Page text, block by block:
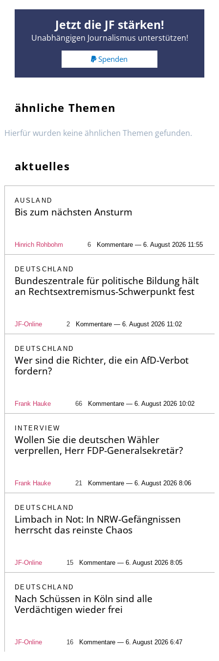
Jetzt die JF stärken!
Unabhängigen Journalismus unterstützen!
Spenden
ähnliche Themen
Hierfür wurden keine ähnlichen Themen gefunden.
aktuelles
AUSLAND
Bis zum nächsten Ansturm
Hinrich Rohbohm 6 Kommentare — 6. August 2026 11:55
DEUTSCHLAND
Bundeszentrale für politische Bildung hält
an Rechtsextremismus-Schwerpunkt fest
JF-Online 2 Kommentare — 6. August 2026 11:02
DEUTSCHLAND
Wer sind die Richter, die ein AfD-Verbot
fordern?
Frank Hauke 66 Kommentare — 6. August 2026 10:02
INTERVIEW
Wollen Sie die deutschen Wähler
verprellen, Herr FDP-Generalsekretär?
Frank Hauke 21 Kommentare — 6. August 2026 8:06
DEUTSCHLAND
Limbach in Not: In NRW-Gefängnissen
herrscht das reinste Chaos
JF-Online 15 Kommentare — 6. August 2026 8:05
DEUTSCHLAND
Nach Schüssen in Köln sind alle
Verdächtigen wieder frei
JF-Online 16 Kommentare — 6. August 2026 6:47